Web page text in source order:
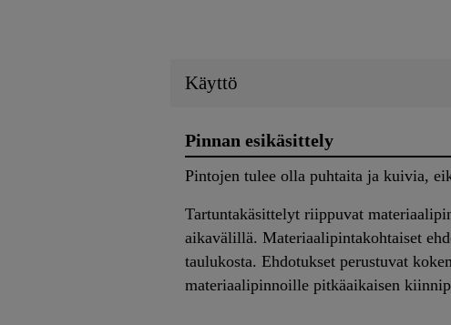
Käyttö
Pinnan esikäsittely
Pintojen tulee olla puhtaita ja kuivia,
Tartuntakäsittelyt riippuvat
aikavälillä. Materiaalipintakohtaiset
taulukosta. Ehdotukset perustuvat
materiaalipinnoille pitkäaikaisen